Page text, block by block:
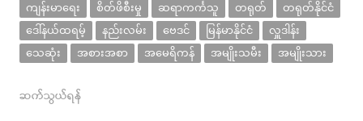
ကျန်းမာရေး
စိတ်ဖိစီးမှု ဆရာကင်္ကသူ တရုတ်
တရုတ်နိုင်ငံ
ဒေါ်နယ်ထရမ့်
နည်းလမ်း ဗေဒင် မြန်မာနိုင်ငံ
လှူဒါန်း
သေဆုံး
အစားအစာ အမေရိကန် အမျိုးသမီး အမျိုးသား
ဆက်သွယ်ရန်